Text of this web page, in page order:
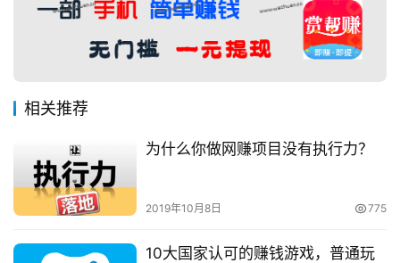
相关推荐
为什么你做网赚项目没有执行力？
2019年10月8日 775
10大国家认可的赚钱游戏，普通玩